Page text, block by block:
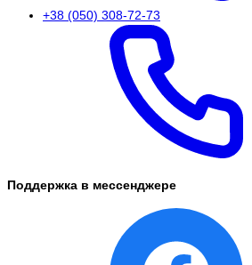
+38 (050) 308-72-73
Поддержка в мессенджере